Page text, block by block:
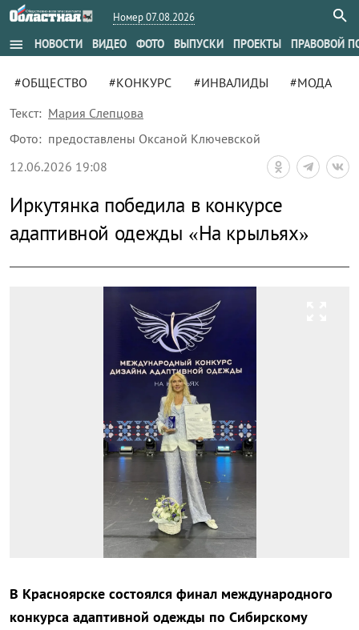
Номер 07.08.2026
menu НОВОСТИ ВИДЕО ФОТО ВЫПУСКИ ПРОЕКТЫ ПРАВОВОЙ
#ОБЩЕСТВО #КОНКУРС #ИНВАЛИДЫ
#МОДА
Текст: Мария Слепцова
Фото: предоставлены Оксаной Ключевской
12.06.2026 19:08
Иркутянка победила в конкурсе
адаптивной одежды «На крыльях»
В Красноярске состоялся финал международного
конкурса адаптивной одежды по Сибирскому